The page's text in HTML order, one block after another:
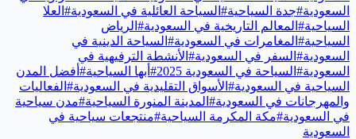
السعودية#جدة السياحية# السياحة العائلية في السعودية# العلا
السياحية# المعالم التاريخية في السعودية# الرياض
السياحية# المغامرات في السعودية# السياحة الدينية في
السعودية# السفر في السعودية# الأنشطة الترفيهية في
السعودية# السياحة في السعودية 2025 # أبها السياحية# أفضل المدن
السياحية في السعودية# الأسواق التقليدية في السعودية# الفعاليات
والمهرجانات في السعودية# المدينة المنورة السياحية#مدن سياحية
في السعودية#مكة المكرمة السياحية#منتجعات سياحية في
السعودية